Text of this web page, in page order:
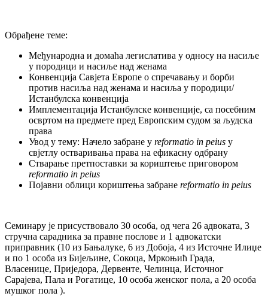
Обрађене теме:
Међународна и домаћа легислатива у односу на насиље
у породици и насиље над женама
Конвенција Савјета Европе о спречавању и борби
против насиља над женама и насиља у породици/
Истанбулска конвенција
Имплементација Истанбулске конвенције, са посебним
освртом на предмете пред Европским судом за људска
права
Увод у тему: Начело забране у reformatio in peius у
свјетлу остваривања права на ефикасну одбрану
Стварање претпоставки за кориштење приговором
reformatio in peius
Појавни облици кориштења забране reformatio in peius
Семинару је присуствовало 30 особа, од чега 26 адвоката, 3
стручна сарадника за правне послове и 1 адвокатски
приправник (10 из Бањалуке, 6 из Добоја, 4 из Источне Илиџе
и по 1 особа из Бијељине, Сокоца, Мркоњић Града,
Власенице, Приједора, Дервенте, Челинца, Источног
Сарајева, Пала и Рогатице, 10 особа женског пола, а 20 особа
мушког пола ).